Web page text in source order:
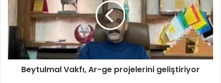
Beytulmal Vakfı, Ar-ge projelerini geliştiriyor